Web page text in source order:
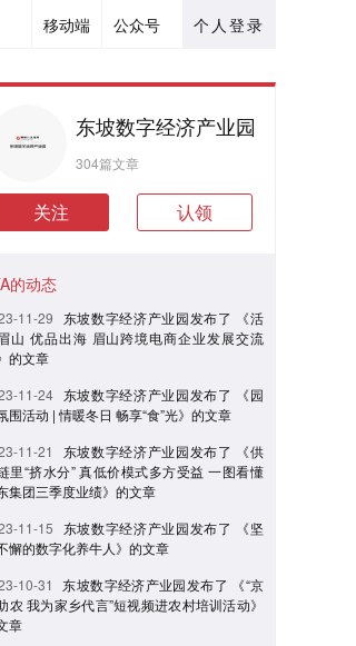
个人登录
公众号
移动端
东坡数字经济产业园
304篇文章
关注 认领
的动态
11-29 东坡数字经济产业园发布了 《活
山 优品出海 眉山跨境电商企业发展交流
的文章
11-24 东坡数字经济产业园发布了 《园
围活动 | 情暖冬日 畅享“食”光》的文章
11-21
东坡数字经济产业园发布了 《供
里“挤水分” 真低价模式多方受益 一图看懂
集团三季度业绩》的文章
11-15 东坡数字经济产业园发布了 《坚
懈的数字化养牛人》的文章
10-31
东坡数字经济产业园发布了 《“京
农 我为家乡代言”短视频进农村培训活动》
章